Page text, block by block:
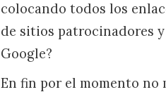
colocando todos los
de sitios patrocinadores
Google?
En fin por el momento no